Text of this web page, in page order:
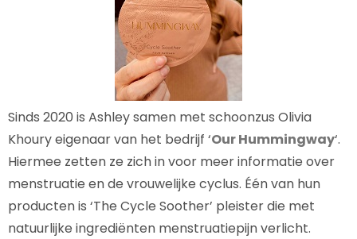
Sinds 2020 is Ashley samen met schoonzus Olivia
Khoury eigenaar van het bedrijf ‘Our Hummingway‘.
Hiermee zetten ze zich in voor meer informatie over
menstruatie en de vrouwelijke cyclus. Één van hun
producten is ‘The Cycle Soother’ pleister die met
natuurlijke ingrediënten menstruatiepijn verlicht.